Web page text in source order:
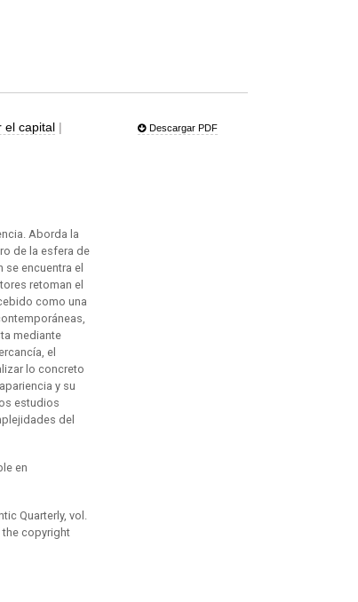
el capital |
Descargar PDF
Aborda la
de la esfera de
encuentra el
retoman el
como una
mediante
el
lo concreto
y su
estudios
del
en
Quarterly, vol.
copyright